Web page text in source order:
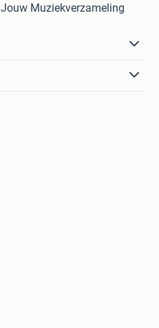
Muziekverzameling